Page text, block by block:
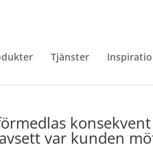
Tjänster
var kunden